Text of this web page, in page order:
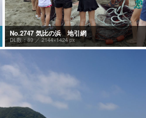
No.2747 気比の浜 地引網
DL数：89 ／ 2144×1424 px